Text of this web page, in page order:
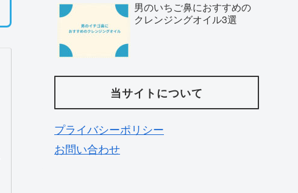
男のいちご鼻におすすめの
クレンジングオイル3選
当サイトについて
プライバシーポリシー
お問い合わせ